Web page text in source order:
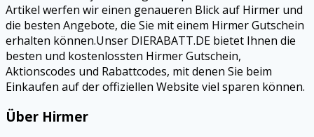
Artikel werfen wir einen genaueren Blick auf Hirmer und
die besten Angebote, die Sie mit einem Hirmer Gutschein
erhalten können.Unser DIERABATT.DE bietet Ihnen die
besten und kostenlossten Hirmer Gutschein,
Aktionscodes und Rabattcodes, mit denen Sie beim
Einkaufen auf der offiziellen Website viel sparen können.
Über Hirmer